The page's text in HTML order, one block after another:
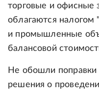
торговые и офисные
облагаются налогом
и промышленные
балансовой
Не обошли поправки
решения о